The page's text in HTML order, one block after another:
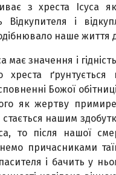
з хреста Ісуса
Відкупителя і
наше життя
має значення і
хреста
Божої
як жертву
стається нашим
то після нашої
причасниками
і бачить у